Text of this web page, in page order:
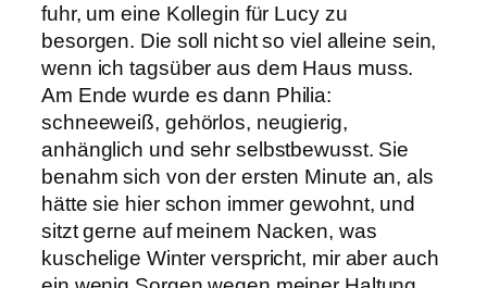
fuhr, um eine Kollegin für Lucy zu
besorgen. Die soll nicht so viel alleine sein,
wenn ich tagsüber aus dem Haus muss.
Am Ende wurde es dann Philia:
schneeweiß, gehörlos, neugierig,
anhänglich und sehr selbstbewusst. Sie
benahm sich von der ersten Minute an, als
hätte sie hier schon immer gewohnt, und
sitzt gerne auf meinem Nacken, was
kuschelige Winter verspricht, mir aber auch